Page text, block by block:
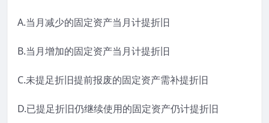
A.当月减少的固定资产当月计提折旧
B.当月增加的固定资产当月计提折旧
C.未提足折旧提前报废的固定资产需补提折旧
D.已提足折旧仍继续使用的固定资产仍计提折旧